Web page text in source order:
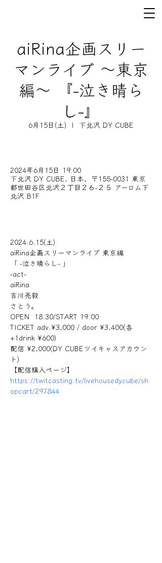
aiRina企画スリー
マンライブ 〜東京
編〜 『-泣き晴ら
し-』
6月15日(土)
  |
下北沢 DY CUBE
2024年6月15日 19:00
下北沢 DY CUBE, 日本、〒155-0031 東京
都世田谷区北沢２丁目２６−２５ アーロム下
北沢 B1F
2024.6.15(土)
aiRina企画スリーマンライブ 東京編
「 -泣き晴らし- 」
-act-
aiRina
吉川亮毅
さとう。
OPEN  18:30/START 19:00
TICKET adv.¥3,000 / door ¥3,400(各
+1drink ¥600)
配信 ¥2,000(DY CUBEツイキャスアカウン
ト)
【配信購入ページ】
https://twitcasting.tv/livehousedycube/sh
opcart/297844